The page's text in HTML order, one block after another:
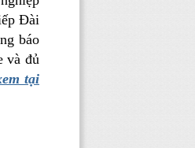
Đài
báo
vàđủ
tại